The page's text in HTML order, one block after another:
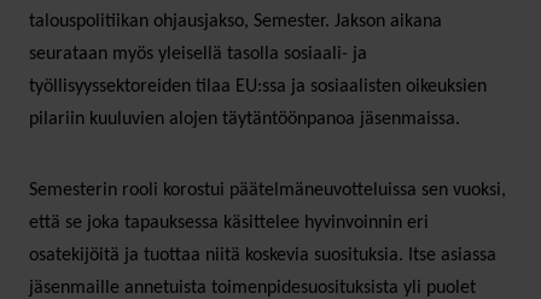
talouspolitiikan ohjausjakso, Semester. Jakson aikana
seurataan myös yleisellä tasolla sosiaali- ja
työllisyyssektoreiden tilaa EU:ssa ja sosiaalisten oikeuksien
pilariin kuuluvien alojen täytäntöönpanoa jäsenmaissa.
Semesterin rooli korostui päätelmäneuvotteluissa sen vuoksi,
että se joka tapauksessa käsittelee hyvinvoinnin eri
osatekijöitä ja tuottaa niitä koskevia suosituksia. Itse asiassa
jäsenmaille annetuista toimenpidesuosituksista yli puolet